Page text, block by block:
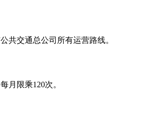
共交通总公司所有运营路线。
月限乘120次。